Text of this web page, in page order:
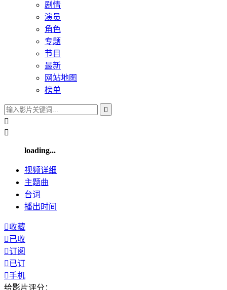
剧情
演员
角色
专题
节目
最新
网站地图
榜单



loading...
视频详细
主题曲
台词
播出时间
收藏
已收
订阅
已订
手机
给影片评分：